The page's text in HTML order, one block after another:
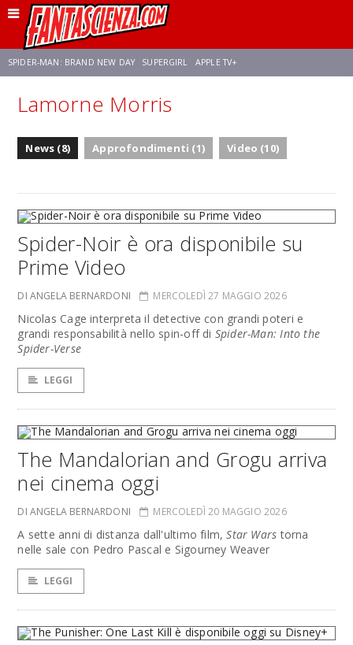
SPIDER-MAN: BRAND NEW DAY SUPERGIRL APPLE TV+
FRANCO RICCIARDIELLO ZENDAYA STAR TREK
Lamorne Morris
News (8) Approfondimenti (1) Video (10)
Spider-Noir è ora disponibile su
Prime Video
DI ANGELA BERNARDONI MERCOLEDÌ 27 MAGGIO 2026
Nicolas Cage interpreta il detective con grandi poteri e
grandi responsabilità nello spin-off di Spider-Man: Into the
Spider-Verse
LEGGI
The Mandalorian and Grogu arriva
nei cinema oggi
DI ANGELA BERNARDONI MERCOLEDÌ 20 MAGGIO 2026
A sette anni di distanza dall'ultimo film,Star Wars torna
nelle sale con Pedro Pascal e Sigourney Weaver
LEGGI